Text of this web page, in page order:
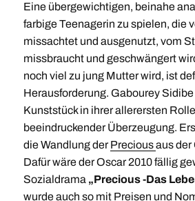
Eine übergewichtigen, beinahe
farbige Teenagerin zu spielen, die
missachtet und ausgenutzt, vom
missbraucht und geschwängert
noch viel zu jung Mutter wird, ist
Herausforderung. Gabourey
Kunststück in ihrer allerersten
beeindruckender Überzeugung.
die Wandlung derPreciousaus der
Dafür wäre der Oscar 2010 fällig
Sozialdrama „Precious -Das
wurde auch so mit Preisen und